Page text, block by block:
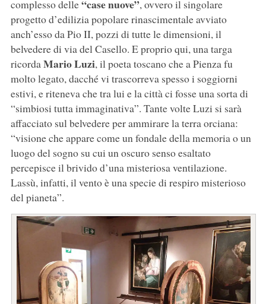
complesso delle“case nuove”, ovvero il singolare
progetto d’edilizia popolare rinascimentale avviato
anch’esso da Pio II, pozzi di tutte le dimensioni, il
belvedere di via del Casello. E proprio qui, una targa
ricordaMario Luzi, il poeta toscano che a Pienza fu
molto legato, dacché vi trascorreva spesso i soggiorni
estivi, e riteneva che tra lui e la città ci fosse una sorta di
“simbiosi tutta immaginativa”. Tante volte Luzi si sarà
affacciato sul belvedere per ammirare la terra orciana:
“visione che appare come un fondale della memoria o un
luogo del sogno su cui un oscuro senso esaltato
percepisce il brivido d’una misteriosa ventilazione.
Lassù, infatti, il vento è una specie di respiro misterioso
del pianeta”.